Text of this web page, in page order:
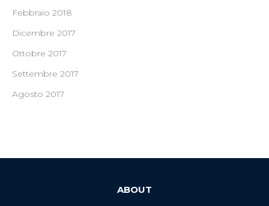
Febbraio 2018
Dicembre 2017
Ottobre 2017
Settembre 2017
Agosto 2017
ABOUT